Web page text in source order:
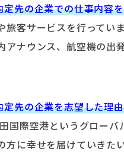
定先の企業での仕事内容
旅客サービスを行ってい
アナウンス、航空機の出
定先の企業を志望した理
国際空港というグロー
方に幸せを届けていきた